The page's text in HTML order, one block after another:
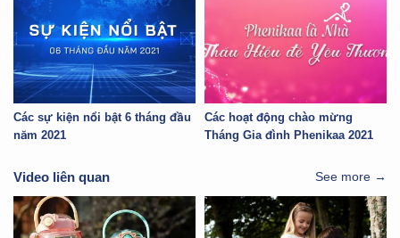
Các sự kiện nổi bật 6 tháng đầu
năm 2021
Các hoạt động chào mừng
Tháng Gia đình Phenikaa 2021
Video liên quan See more →